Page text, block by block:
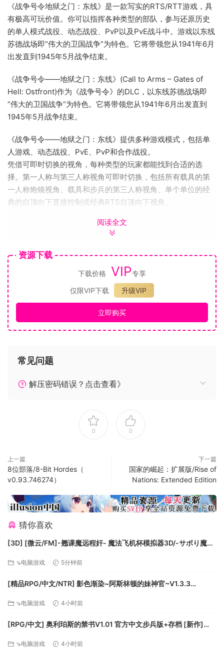
《战争号令地狱之门：东线》是一款写实的RTS/RTT游戏，具
有极高可玩价值。你可以指挥各种类型的部队，参与还原历史
的单人模式战役、动态战役、PvP以及PvE战斗中。游戏以东线
苏德战场即“伟大的卫国战争”为特色。它将带领您从1941年6月
出发直到1945年5月战争结束。
《战争号令——地狱之门：东线》(Call to Arms – Gates of
Hell: Ostfront)作为《战争号令》的DLC，以东线苏德战场即
“伟大的卫国战争”为特色。它将带领您从1941年6月出发直到
1945年5月战争结束。
《战争号令——地狱之门：东线》提供多种游戏模式，包括单
人游戏、动态战役、PvE、PvP和合作战役。
凭借可即时切换的视角，每种类型的玩家都能找到合适的选
择。第一人称与第三人称视角可即时切换，包括所有载具的第
一人称炮镜视角、载具和步兵的第三人称视角、单个单位的经
典的自顶向下直接控制或经典RTS自顶向下视角。
征服（动态战役）模式可供单人游玩或是与您的朋友联机合
作。这两种模式都允许您组建自己的军队，研发新的单位，并
可以很短，也可以是无限长。
PvP/PvE提供了对战规模从1v1到4v4的各种地图，以及“学说”
的使用。“学说”设定让您可以选择适合您个人游戏风格的特殊单
位。也可以选择战争的阶段（早期/中期/晚期），随着战争的进
展，体验装备和载具的演变。
单人模式战役根据历史记录的地点制作，游戏团队极力还原战
阅读全文
资源下载
下载价格 VIP专享
仅限VIP下载
升级VIP
立即购买
常见问题
解压密码错误？点击查看》
0 0
上一篇
8位部落/8-Bit Hordes（
v0.93.746274）
下一篇
国家的崛起：扩展版/Rise of
Nations: Extended Edition
猜你喜欢
[3D] [微云/FM]-翘课魔远程奸- 魔法飞机杯模拟器3D/-サボり魔遠
⇘电脑游戏 5分钟前
[精品RPG/中文/NTR] 影色渐染~阿斯林顿的妹神官~V1.3.3
[FM/7.5G/百度]
⇘电脑游戏 4小时前
[RPG/中文] 奥利珀斯的禁书V1.01 官方中文步兵版+存档 [新作]
⇘电脑游戏 4小时前